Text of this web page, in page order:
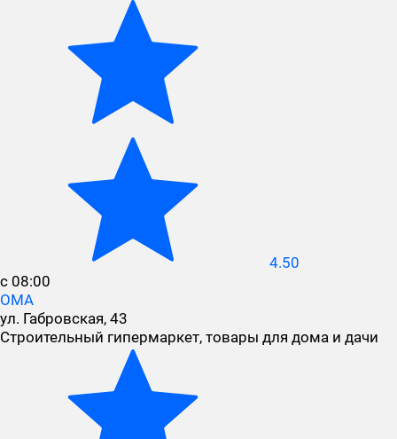
4.50
с 08:00
ОМА
ул. Габровская, 43
Строительный гипермаркет, товары для дома и дачи